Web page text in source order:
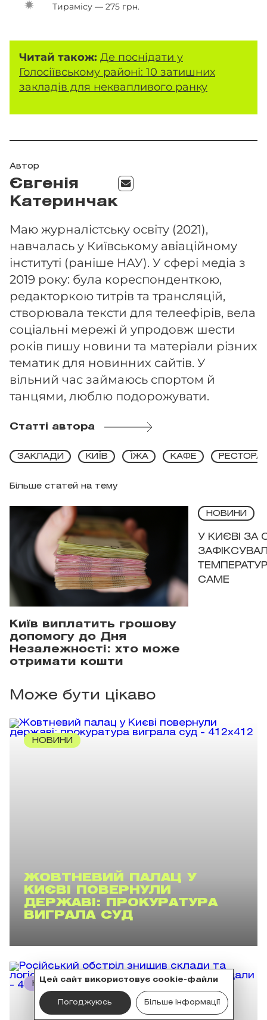
Тирамісу — 275 грн.
Читай також: Де поснідати у
Голосіївському районі: 10 затишних
закладів для неквапливого ранку
Автор
Євгенія
Катеринчак
Маю журналістську освіту (2021),
навчалась у Київському авіаційному
інституті (раніше НАУ). У сфері медіа з
2019 року: була кореспонденткою,
редакторкою титрів та трансляцій,
створювала тексти для телеефірів, вела
соціальні мережі й упродовж шести
років пишу новини та матеріали різних
тематик для новинних сайтів. У
вільний час займаюсь спортом й
танцями, люблю подорожувати.
Статті автора
Більше статей на тему
ЗАКЛАДИ КИЇВ ЇЖА КАФЕ
Київ виплатить грошову
допомогу до Дня
Незалежності: хто може
отримати кошти
НОВИНИ
У КИЄВІ ЗА
САМЕ
Може бути цікаво
НОВИНИ
ЖОВТНЕВИЙ ПАЛАЦ У
КИЄВІ ПОВЕРНУЛИ
ДЕРЖАВІ: ПРОКУРАТУРА
ВИГРАЛА СУД
НОВИНИ
Цей сайт використовує cookie-файли
Погоджуюсь Більше інформації